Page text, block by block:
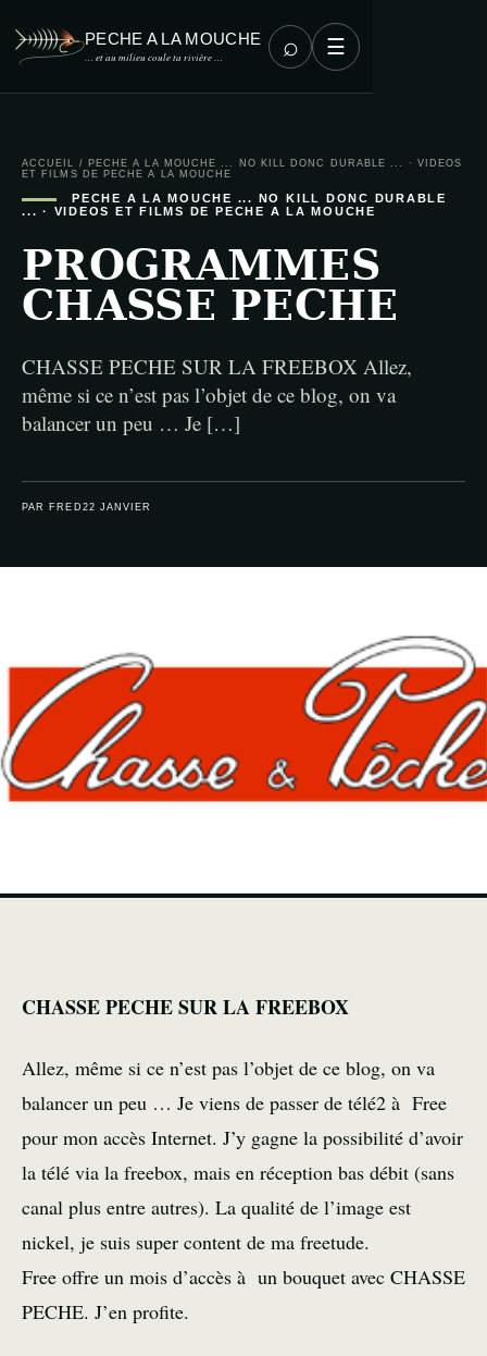
PECHE A LA MOUCHE
… et au milieu coule ta rivière … ⌕ ☰
ACCUEIL / PECHE A LA MOUCHE ... NO KILL DONC DURABLE ... · VIDEOS
ET FILMS DE PECHE A LA MOUCHE
PECHE A LA MOUCHE ... NO KILL DONC DURABLE
... · VIDEOS ET FILMS DE PECHE A LA MOUCHE
PROGRAMMES
CHASSE PECHE
CHASSE PECHE SUR LA FREEBOX Allez,
même si ce n’est pas l’objet de ce blog, on va
balancer un peu … Je […]
PAR FRED 22 JANVIER
CHASSE PECHE SUR LA FREEBOX
Allez, même si ce n’est pas l’objet de ce blog, on va
balancer un peu … Je viens de passer de télé2 à Free
pour mon accès Internet. J’y gagne la possibilité d’avoir
la télé via la freebox, mais en réception bas débit (sans
canal plus entre autres). La qualité de l’image est
nickel, je suis super content de ma freetude.
Free offre un mois d’accès à un bouquet avec CHASSE
PECHE. J’en profite.